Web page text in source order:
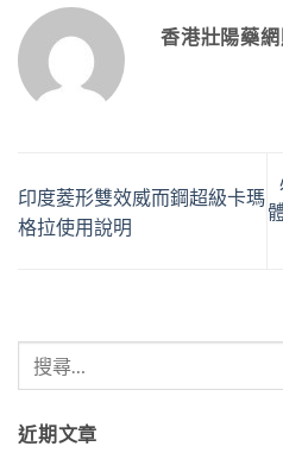
香港壯陽藥
印度菱形雙效威而鋼超級卡瑪
格拉使用說明
近期文章